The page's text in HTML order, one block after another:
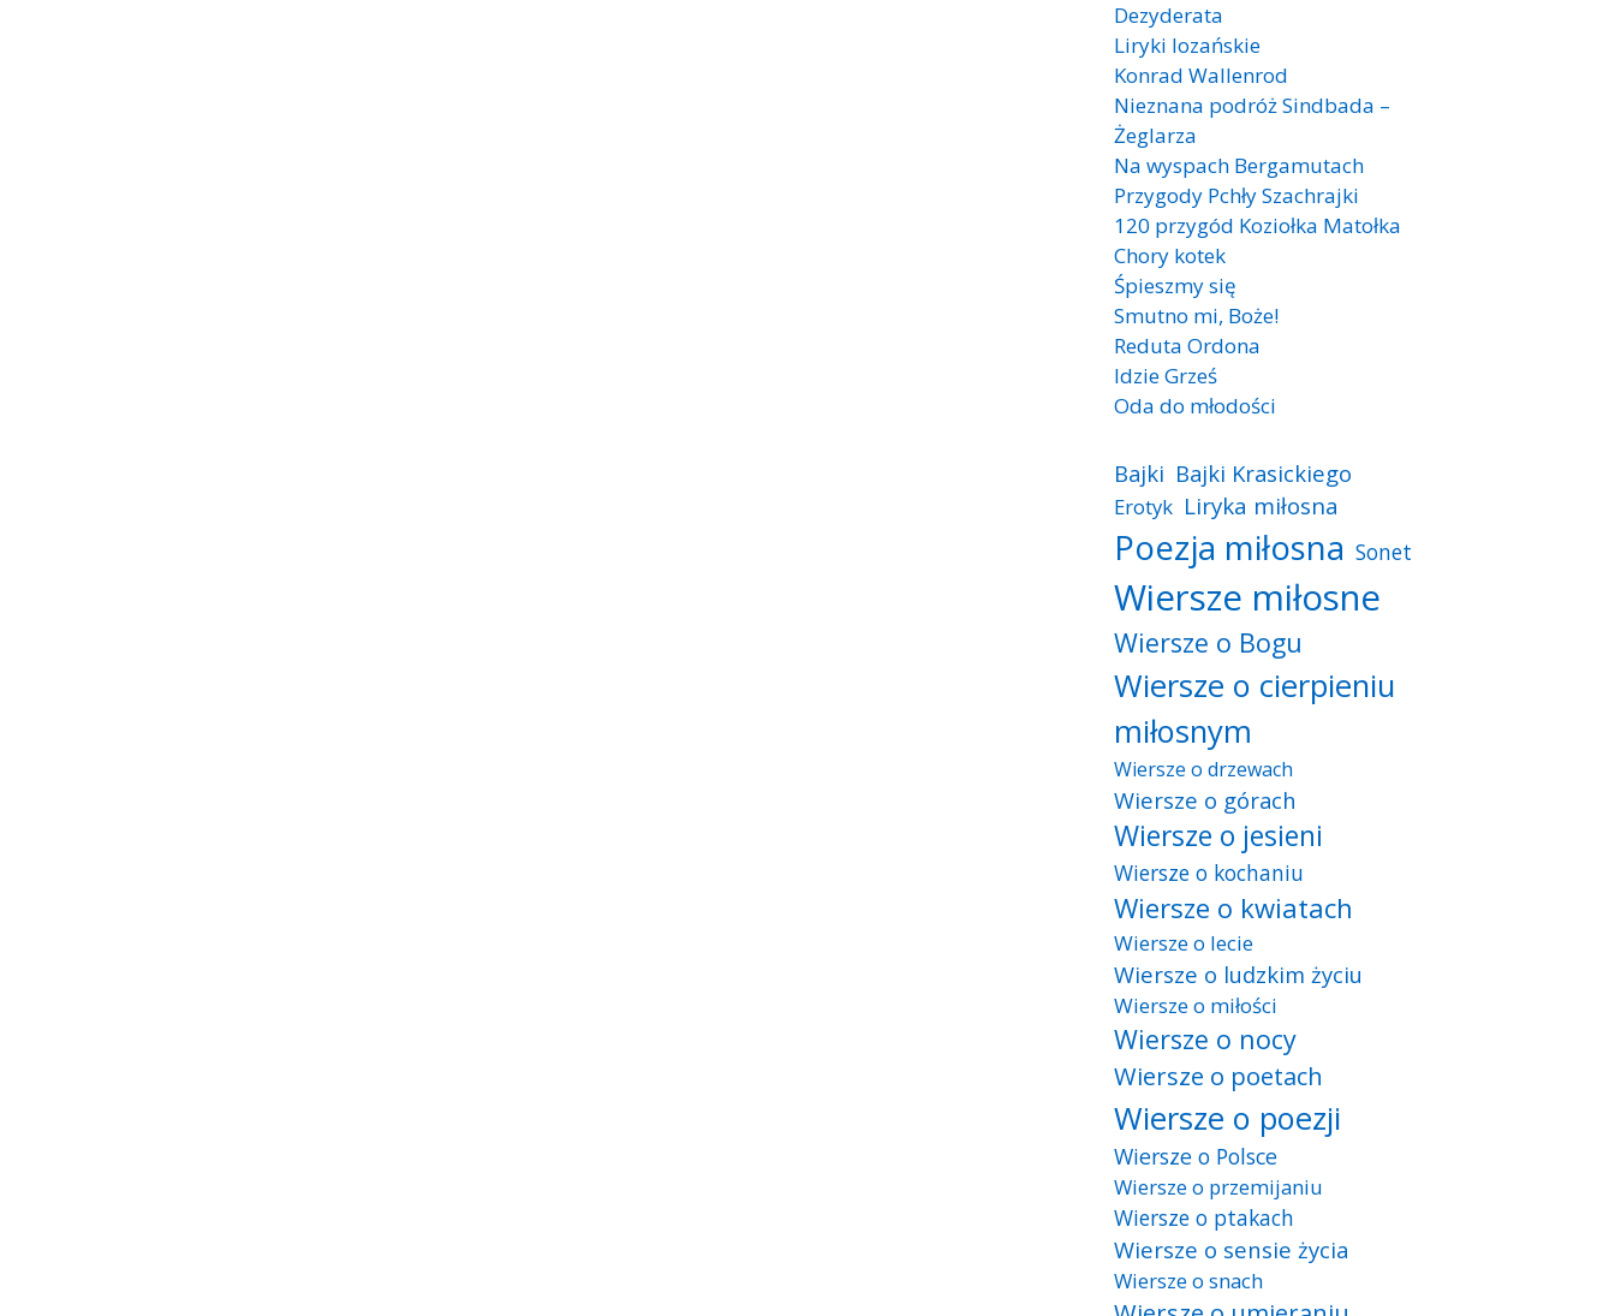
Dezyderata
Liryki lozańskie
Konrad Wallenrod
Nieznana podróż Sindbada –
Żeglarza
Na wyspach Bergamutach
Przygody Pchły Szachrajki
120 przygód Koziołka Matołka
Chory kotek
Śpieszmy się
Smutno mi, Boże!
Reduta Ordona
Idzie Grześ
Oda do młodości
Bajki Bajki Krasickiego
Erotyk Liryka miłosna
Poezja miłosna Sonet
Wiersze miłosne
Wiersze o Bogu
Wiersze o cierpieniu
miłosnym
Wiersze o drzewach
Wiersze o górach
Wiersze o jesieni
Wiersze o kochaniu
Wiersze o kwiatach
Wiersze o lecie
Wiersze o ludzkim życiu
Wiersze o miłości
Wiersze o nocy
Wiersze o poetach
Wiersze o poezji
Wiersze o Polsce
Wiersze o przemijaniu
Wiersze o ptakach
Wiersze o sensie życia
Wiersze o snach